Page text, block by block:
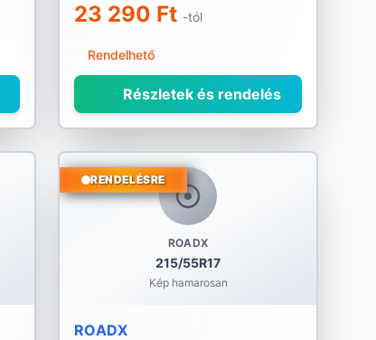
23 290 Ft -tól
Rendelhető
Részletek és rendelés
ROADX
215/55R17
Kép hamarosan
RENDELÉSRE
ROADX